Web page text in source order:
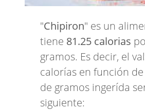
"Chipiron" es un
tiene 81.25 calorias
gramos. Es decir, el
calorías en función
de gramos ingerída
siguiente: